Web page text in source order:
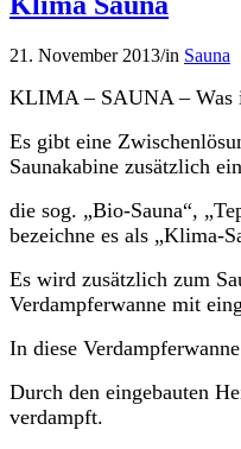
21. November 2013/in Sauna
KLIMA – SAUNA – Was
Es gibt eine
Saunakabine zusätzlich
die sog. „Bio-Sauna“,
bezeichne es als „Klima-
Es wird zusätzlich zum
Verdampferwanne mit
In diese
Durch den eingebauten
verdampft.